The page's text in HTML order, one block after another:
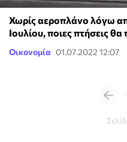
Χωρίς αεροπλάνο λόγω
Ιουλίου, ποιες πτήσεις
Οικονομία 01.07.2022 12:07